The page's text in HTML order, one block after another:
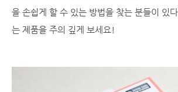
을 손쉽게 할 수 있는 방법을 찾는 분들이 있
는 제품을 주의 깊게 보세요!